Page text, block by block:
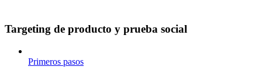
Targeting de producto y prueba social
Primeros pasos